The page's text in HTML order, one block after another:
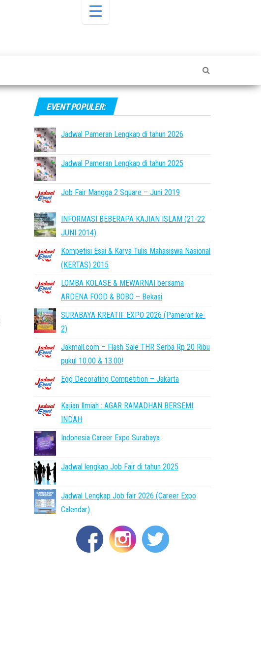
EVENT POPULER:
Jadwal Pameran Lengkap di tahun 2026
Jadwal Pameran Lengkap di tahun 2025
Job Fair Mangga 2 Square – Juni 2019
INFORMASI BEBERAPA KAJIAN ISLAM (21-22
JUNI 2014)
Kompetisi Esai & Karya Tulis Mahasiswa Nasional
(KERTAS) 2015
LOMBA KOLASE & MEWARNAI bersama
ARDENA FOOD & BOBO – Bekasi
SURABAYA KREATIF EXPO 2026 (Pameran ke-
2)
Jakmall.com – Flash Sale THR Serba Rp 20 Ribu
pukul 10.00 & 13.00!
Egg Decorating Competition – Jakarta
Kajian Ilmiah : AGAR RAMADHAN BERSEMI
INDAH
Indonesia Career Expo Surabaya
Jadwal lengkap Job Fair di tahun 2025
Jadwal Lengkap Job fair 2026 (Career Expo
Calendar)